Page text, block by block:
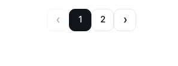
‹ 1 2 ›